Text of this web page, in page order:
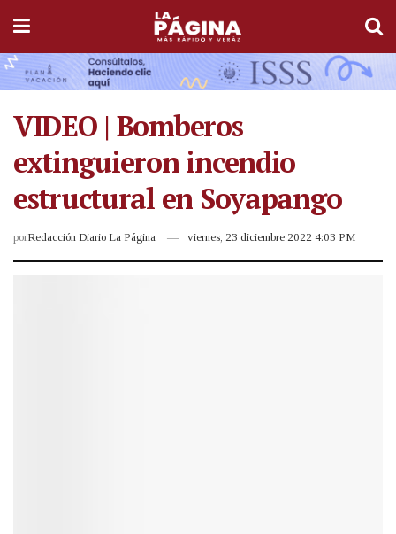
VIDEO | Bomberos
extinguieron incendio
estructural en Soyapango
porRedacción Diario La Página viernes, 23 diciembre 2022 4:03 PM